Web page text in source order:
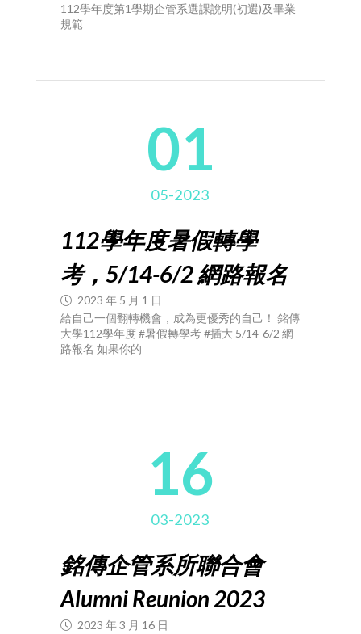
112學年度第1學期企管系選課說明(初選)及畢業
規範
01
05-2023
112學年度暑假轉學
考，5/14-6/2 網路報名
2023 年 5 月 1 日
給自己一個翻轉機會，成為更優秀的自己！ 銘傳
大學112學年度 #暑假轉學考 #插大 5/14-6/2 網
路報名 如果你的
16
03-2023
銘傳企管系所聯合會
Alumni Reunion 2023
2023 年 3 月 16 日